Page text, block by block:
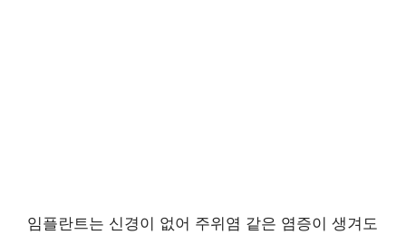
임플란트는 신경이 없어 주위염 같은 염증이 생겨도